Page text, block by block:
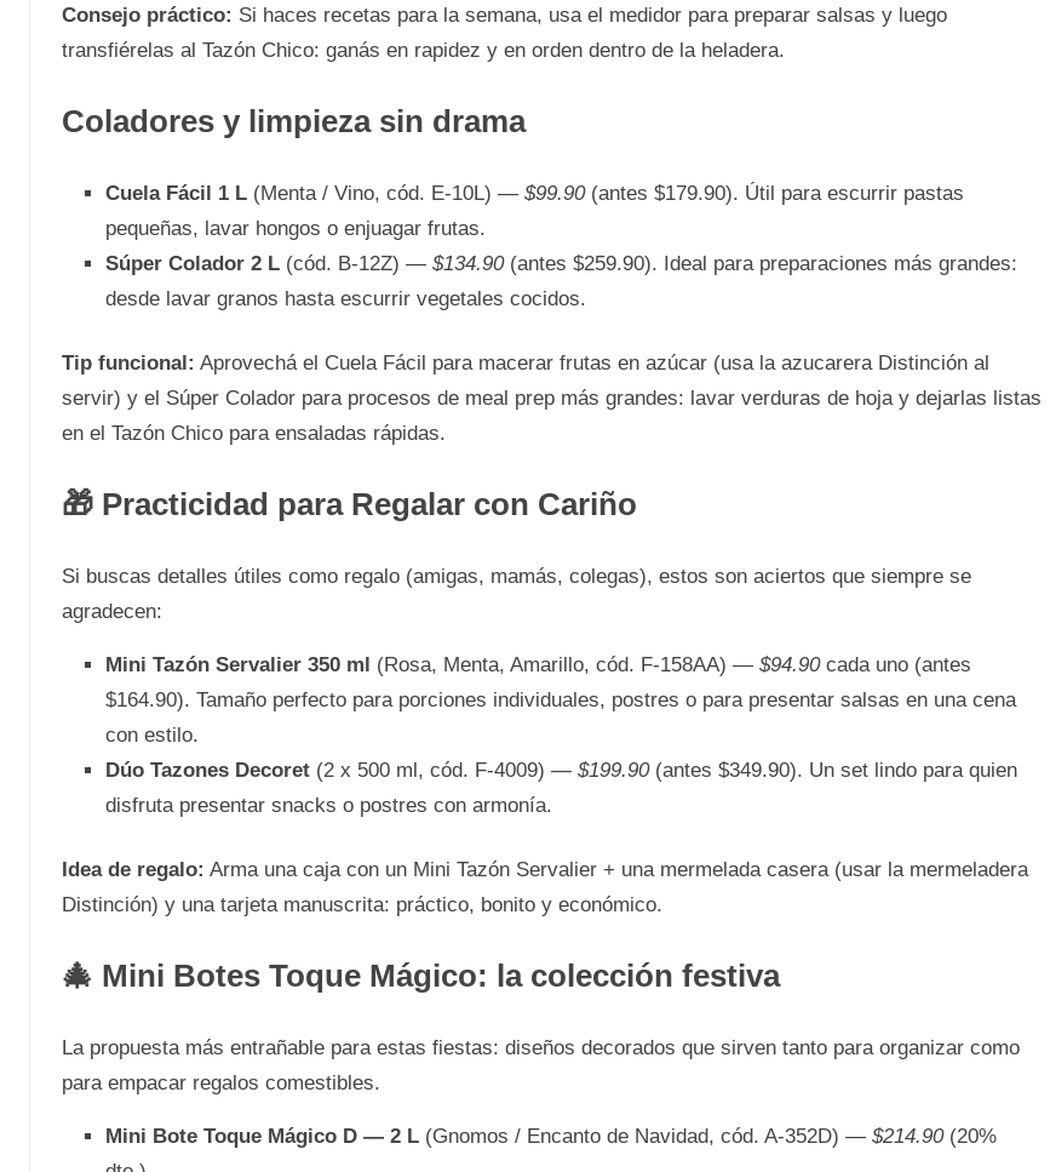
Consejo práctico: Si haces recetas para la semana, usa el medidor para preparar salsas y luego
transfiérelas al Tazón Chico: ganás en rapidez y en orden dentro de la heladera.
Coladores y limpieza sin drama
Cuela Fácil 1 L(Menta / Vino, cód. E-10L) — $99.90(antes $179.90). Útil para escurrir pastas
pequeñas, lavar hongos o enjuagar frutas.
Súper Colador 2 L(cód. B-12Z) — $134.90(antes $259.90). Ideal para preparaciones más grandes:
desde lavar granos hasta escurrir vegetales cocidos.
Tip funcional: Aprovechá el Cuela Fácil para macerar frutas en azúcar (usa la azucarera Distinción al
servir) y el Súper Colador para procesos de meal prep más grandes: lavar verduras de hoja y dejarlas listas
en el Tazón Chico para ensaladas rápidas.
🎁 Practicidad para Regalar con Cariño
Si buscas detalles útiles como regalo (amigas, mamás, colegas), estos son aciertos que siempre se
agradecen:
Mini Tazón Servalier 350 ml (Rosa, Menta, Amarillo, cód. F-158AA) — $94.90cada uno (antes
$164.90). Tamaño perfecto para porciones individuales, postres o para presentar salsas en una cena
con estilo.
Dúo Tazones Decoret(2 x 500 ml, cód. F-4009) — $199.90(antes $349.90). Un set lindo para quien
disfruta presentar snacks o postres con armonía.
Idea de regalo: Arma una caja con un Mini Tazón Servalier + una mermelada casera (usar la mermeladera
Distinción) y una tarjeta manuscrita: práctico, bonito y económico.
🎄 Mini Botes Toque Mágico: la colección festiva
La propuesta más entrañable para estas fiestas: diseños decorados que sirven tanto para organizar como
para empacar regalos comestibles.
Mini Bote Toque Mágico D — 2 L(Gnomos / Encanto de Navidad, cód. A-352D) — $214.90(20%